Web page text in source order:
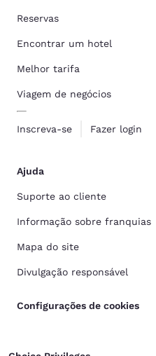
Reservas
Encontrar um hotel
Melhor tarifa
Viagem de negócios
Inscreva-se Fazer login
Ajuda
Suporte ao cliente
Informação sobre franquias
Mapa do site
Divulgação responsável
Configurações de cookies